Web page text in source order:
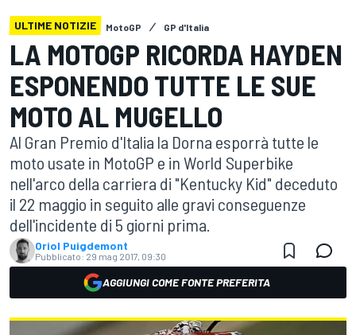
ULTIME NOTIZIE MotoGP GP d'Italia
LA MOTOGP RICORDA HAYDEN
ESPONENDO TUTTE LE SUE
MOTO AL MUGELLO
Al Gran Premio d'Italia la Dorna esporrà tutte le
moto usate in MotoGP e in World Superbike
nell'arco della carriera di "Kentucky Kid" deceduto
il 22 maggio in seguito alle gravi conseguenze
dell'incidente di 5 giorni prima.
Oriol Puigdemont
Pubblicato: 29 mag 2017, 09:30
AGGIUNGI COME FONTE PREFERITA